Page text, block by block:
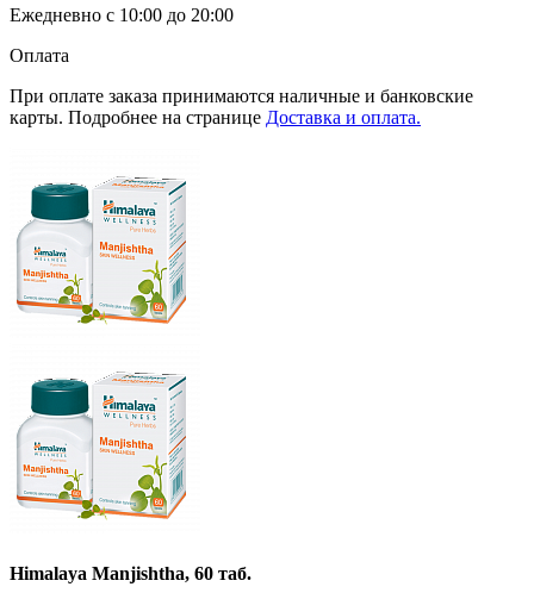
Ежедневно с 10:00 до 20:00
Оплата
При оплате заказа принимаются наличные и банковские
карты. Подробнее на странице Доставка и оплата.
Himalaya Manjishtha, 60 таб.